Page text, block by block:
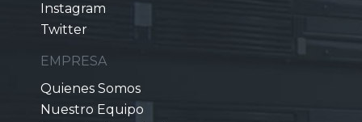
Instagram
Twitter
EMPRESA
Quienes Somos
Nuestro Equipo